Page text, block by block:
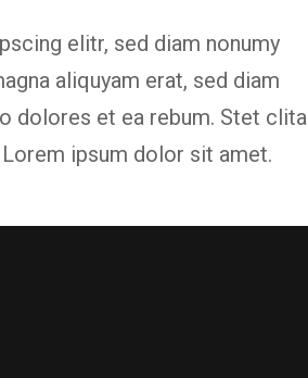
elitr, sed diam nonumy
aliquyam erat, sed diam
dolores et ea rebum. Stet clita
ipsum dolor sit amet.